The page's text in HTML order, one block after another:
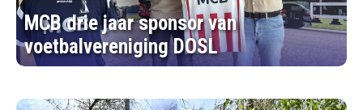
MCB drie jaar sponsor van
voetbalvereniging DOSL